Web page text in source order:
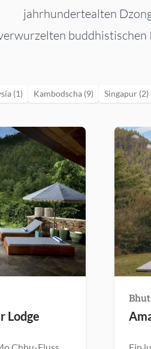
jahrhundertealten
buddhistischen
(1) Kambodscha (9) Singapur (2)
Lodge